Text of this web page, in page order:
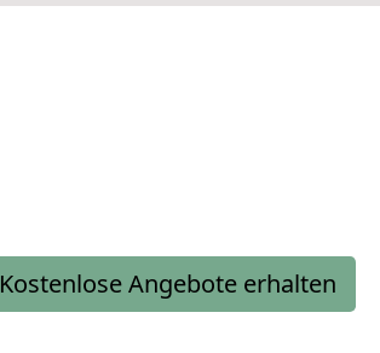
Kostenlose Angebote erhalten